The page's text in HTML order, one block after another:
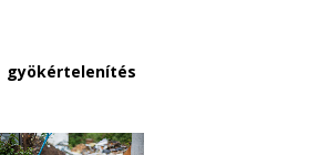
gyökértelenítés